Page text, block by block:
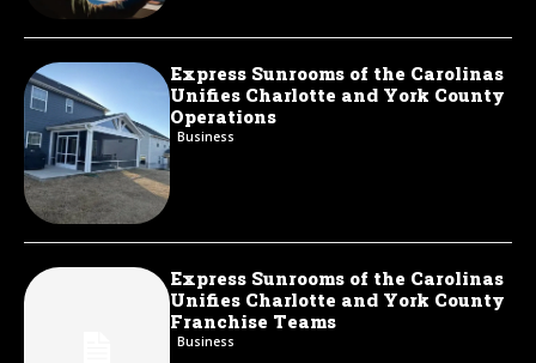
Express Sunrooms of the Carolinas
Unifies Charlotte and York County
Operations
Business
Express Sunrooms of the Carolinas
Unifies Charlotte and York County
Franchise Teams
Business